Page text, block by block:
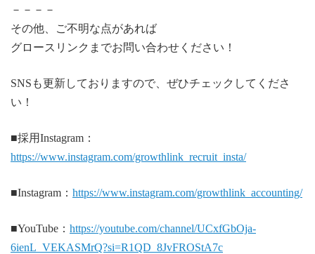
－－－－
その他、ご不明な点があれば
グロースリンクまでお問い合わせください！
SNSも更新しておりますので、ぜひチェックしてくださ
い！
■採用Instagram：
https://www.instagram.com/growthlink_recruit_insta/
■Instagram： https://www.instagram.com/growthlink_accounting/
■YouTube： https://youtube.com/channel/UCxfGbOja-
6ienL_VEKASMrQ?si=R1QD_8JvFROStA7c